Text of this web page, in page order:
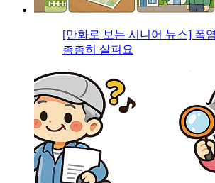
[만화로 보는 시니어 뉴스] 폭
촘촘히 살펴요